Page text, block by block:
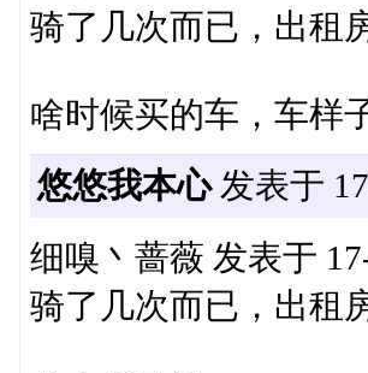
骑了几次而已，出租
啥时候买的车，车样
悠悠我本心发表于
细嗅丶蔷薇 发表于
骑了几次而已，出租